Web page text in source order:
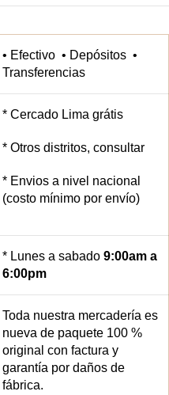
• Efectivo • Depósitos •
Transferencias
* Cercado Lima grátis
* Otros distritos, consultar
* Envios a nivel nacional
(costo mínimo por envío)
* Lunes a sabado 9:00am a
6:00pm
Toda nuestra mercadería es
nueva de paquete 100 %
original con factura y
garantía por daños de
fábrica.